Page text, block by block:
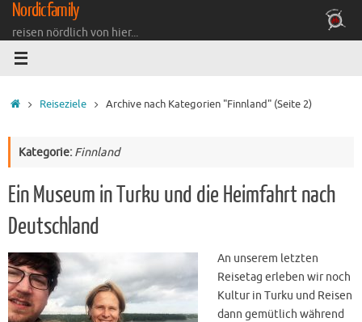
Zum
Inhalt
springen
Nordicfamily
reisen nördlich von hier...
Startseite
Reiseziele Archive nach Kategorien "Finnland" (Seite 2)
Kategorie: Finnland
Ein Museum in Turku und die Heimfahrt nach
Deutschland
An unserem letzten
Reisetag erleben wir noch
Kultur in Turku und Reisen
dann gemütlich während